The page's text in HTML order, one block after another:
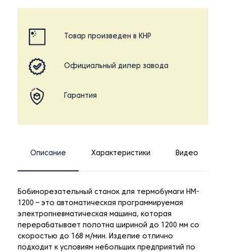
Товар произведен в КНР
Официальный дилер завода
Гарантия
Описание Характеристики Видео
Бобинорезательный станок для термобумаги HM-
1200 – это автоматическая программируемая
электропневматическая машина, которая
перерабатывает полотна шириной до 1200 мм со
скоростью до 168 м/мин. Изделие отлично
подходит к условиям небольших предприятий по